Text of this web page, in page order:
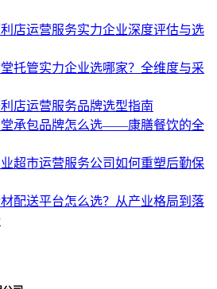
店运营服务实力企业深度评估与选
托管实力企业选哪家？全维度与采
店运营服务品牌选型指南
堂承包品牌怎么选——康膳餐饮的全
超市运营服务公司如何重塑后勤保
配送平台怎么选？从产业格局到落